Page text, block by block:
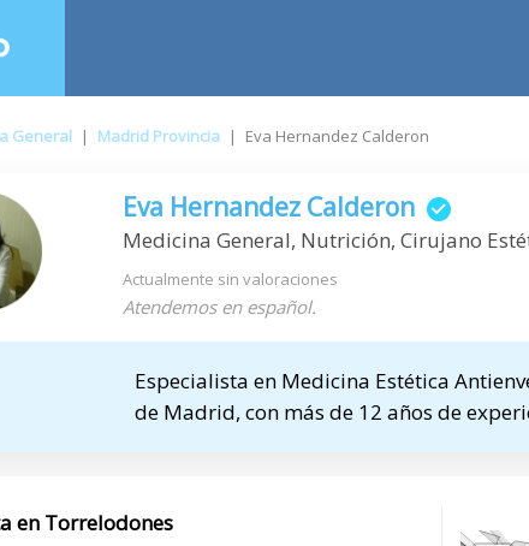
General | Madrid Provincia | Eva Hernandez Calderon
Eva Hernandez Calderon
Medicina General, Nutrición, Cirujano
Actualmente sin valoraciones
Atendemos en español.
Especialista en Medicina Estética
de Madrid, con más de 12 años de
en Torrelodones